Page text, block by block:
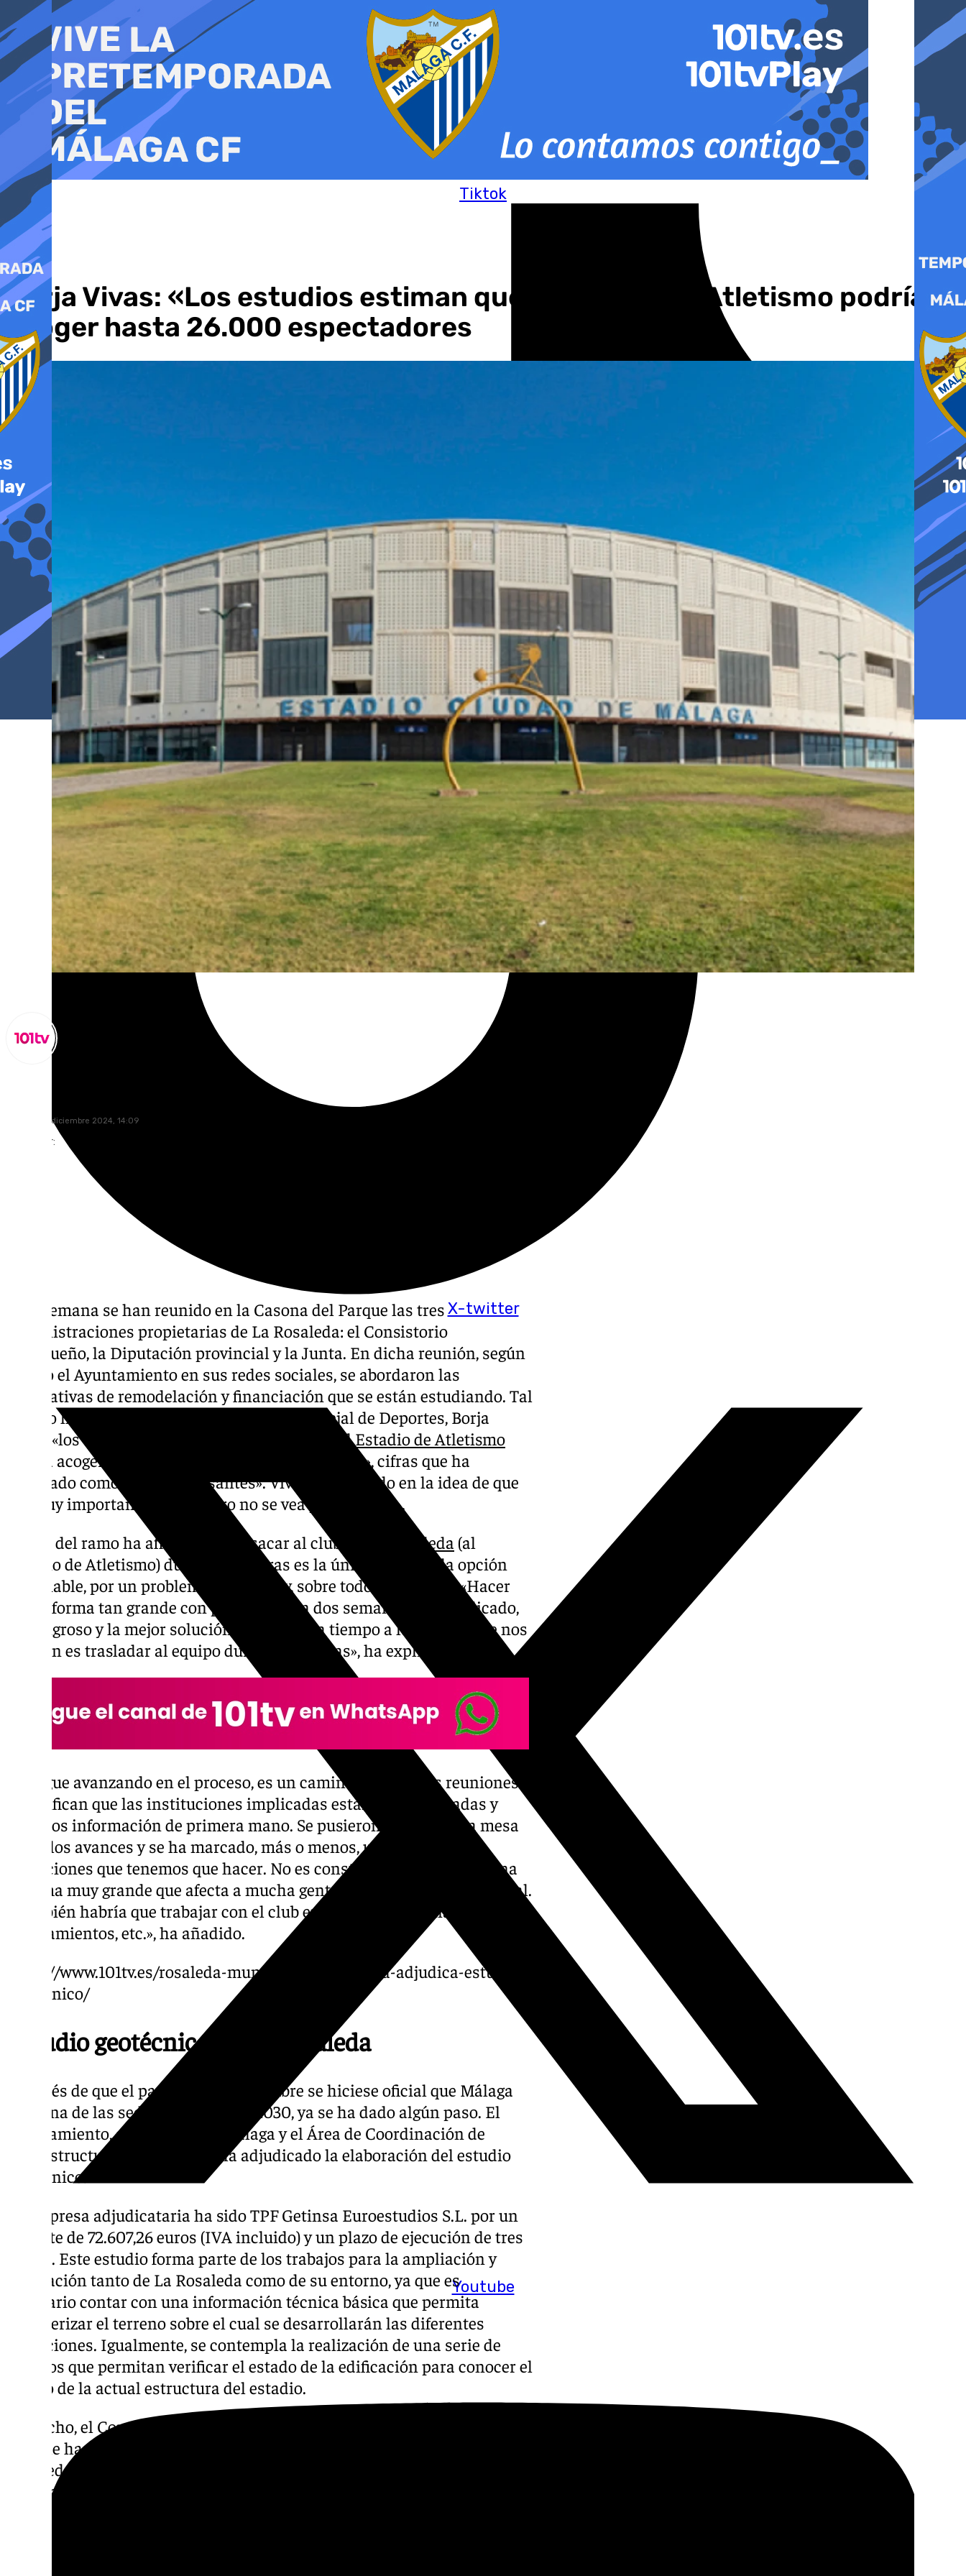
al
contenido
Tiktok
X-twitter
Youtube
Borja Vivas: «Los estudios estiman que el Estadio de Atletismo podría
acoger hasta 26.000 espectadores
viernes, 20 diciembre 2024, 14:09
Compartir:
Esta semana se han reunido en la Casona del Parque las tres
administraciones propietarias de La Rosaleda: el Consistorio
malagueño, la Diputación provincial y la Junta. En dicha reunión, según
señaló el Ayuntamiento en sus redes sociales, se abordaron las
alternativas de remodelación y financiación que se están estudiando. Tal
y como ha asegurado a 101 Televisión el concejal de Deportes, Borja
Vivas, «los estudios de viabilidad estiman que elEstadio de Atletismo
podría acoger entre 25.000 y 26.000 espectadores», cifras que ha
calificado como «muy interesantes». Vivas ha incidido en la idea de que
«es muy importante que el aforo no se vea perjudicado».
El edil del ramo ha afirmado que «sacar al club de
La Rosaleda (al
Estadio de Atletismo) durante las obras es la única opción o la opción
más viable, por un problema de costes y, sobre todo, de plazos». «Hacer
una reforma tan grande con partidos cada dos semanas es complicado,
es peligroso y la mejor solución para llegar a tiempo a los plazos que nos
marcan es trasladar al equipo durante las obras», ha explicado Vivas.
«Se sigue avanzando en el proceso, es un camino largo y esas reuniones
escenifican que las instituciones implicadas estamos coordinadas y
tenemos información de primera mano. Se pusieron encima de la mesa
todos los avances y se ha marcado, más o menos, una ruta de
actuaciones que tenemos que hacer. No es construirlo y ya está. Es una
reforma muy grande que afecta a mucha gente», ha confesado el concejal.
«También habría que trabajar con el club en el tema de oficinas,
aparcamientos, etc.», ha añadido.
https://www.101tv.es/rosaleda-mundial-2030-malaga-adjudica-estudio-
geotecnico/
Estudio geotécnico de La Rosaleda
Después de que el pasado 11 de diciembre se hiciese oficial que Málaga
será una de las sedes del Mundial 2030, ya se ha dado algún paso. El
Ayuntamiento, a través de Promálaga y el Área de Coordinación de
Infraestructuras y Proyectos, ha adjudicado la elaboración del estudio
geotécnico.
La empresa adjudicataria ha sido TPF Getinsa Euroestudios S.L. por un
importe de 72.607,26 euros (IVA incluido) y un plazo de ejecución de tres
meses. Este estudio forma parte de los trabajos para la ampliación y
renovación tanto de La Rosaleda como de su entorno, ya que es
necesario contar con una información técnica básica que permita
caracterizar el terreno sobre el cual se desarrollarán las diferentes
actuaciones. Igualmente, se contempla la realización de una serie de
ensayos que permitan verificar el estado de la edificación para conocer el
estado de la actual estructura del estadio.
De hecho, el Consistorio malagueño, en los presupuestos para el año
2025, le ha dedicado cuatro millones de euros a la remodelación de La
Rosaleda. El plazo máximo para haber acabado la nueva Rosaleda está
fijado en 2029, cuando la FIFA exige que se haga una especie de prueba